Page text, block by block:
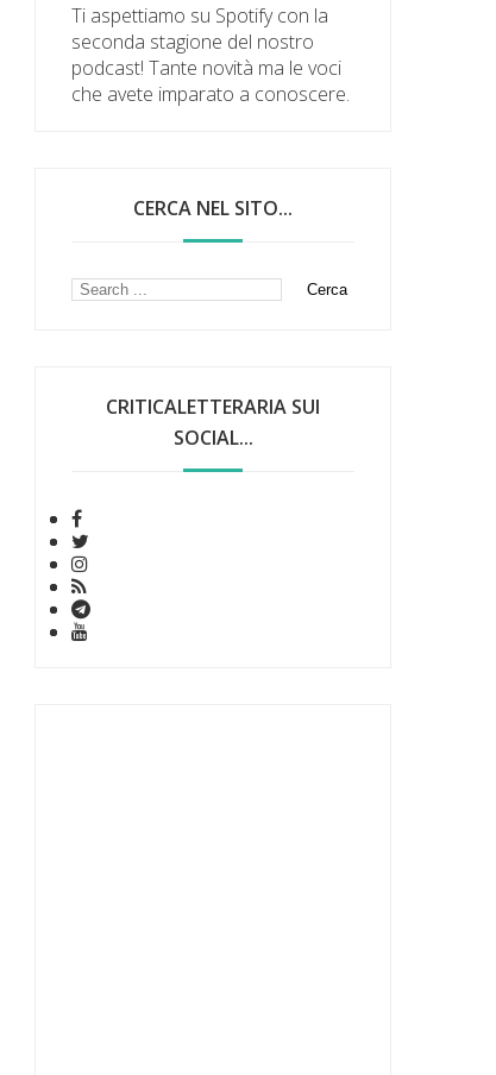
Ti aspettiamo su Spotify con la
seconda stagione del nostro
podcast! Tante novità ma le voci
che avete imparato a conoscere.
CERCA NEL SITO...
CRITICALETTERARIA SUI
SOCIAL...